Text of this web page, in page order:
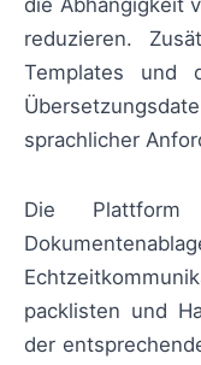
reduzieren.
Templates und
sprachlicher
Die
packlisten und
der